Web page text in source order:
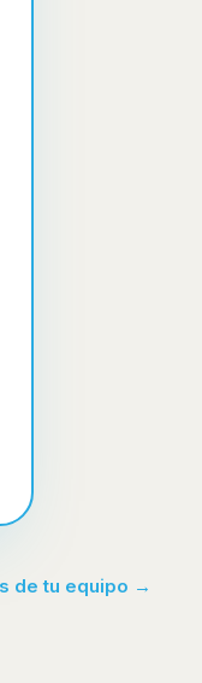
de tu equipo →